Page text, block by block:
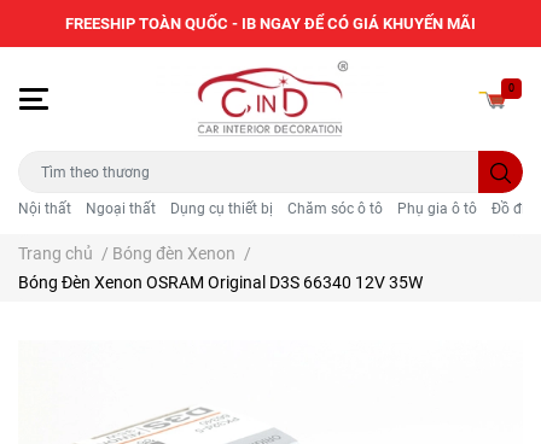
Nội thất Ngoại thất Dụng cụ thiết bị Chăm sóc ô tô Phụ gia ô tô Đồ
0
Trang chủ / Bóng đèn Xenon /
Bóng Đèn Xenon OSRAM Original D3S 66340 12V 35W
FREESHIP TOÀN QUỐC - IB NGAY ĐỂ CÓ GIÁ KHUYẾN MÃI